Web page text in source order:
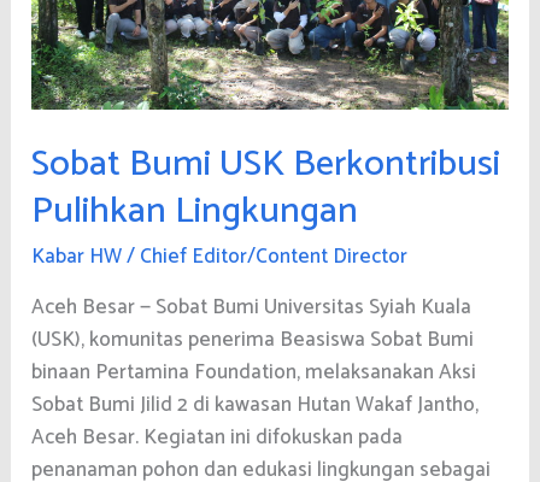
Sobat Bumi USK Berkontribusi
Pulihkan Lingkungan
Kabar HW/Chief Editor/Content Director
Aceh Besar — Sobat Bumi Universitas Syiah Kuala
(USK), komunitas penerima Beasiswa Sobat Bumi
binaan Pertamina Foundation, melaksanakan Aksi
Sobat Bumi Jilid 2 di kawasan Hutan Wakaf Jantho,
Aceh Besar. Kegiatan ini difokuskan pada
penanaman pohon dan edukasi lingkungan sebagai